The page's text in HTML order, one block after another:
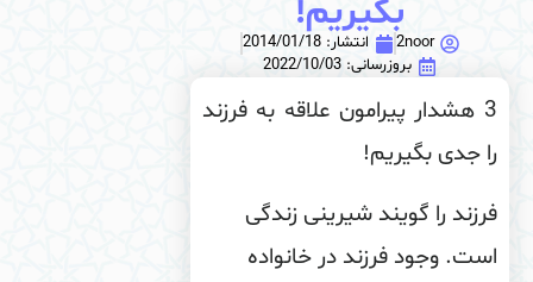
بگیریم!
2noor انتشار:2014/01/18
بروزرسانی: 2022/10/03
3 هشدار پیرامون علاقه به فرزند
جدی بگیریم!
را گویند شیرینی زندگی
وجود فرزند در خانواده